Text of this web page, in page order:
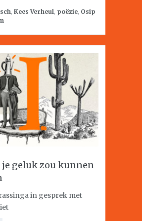
, Kees Verheul, poëzie, Osip
je geluk zou kunnen
in gesprek met